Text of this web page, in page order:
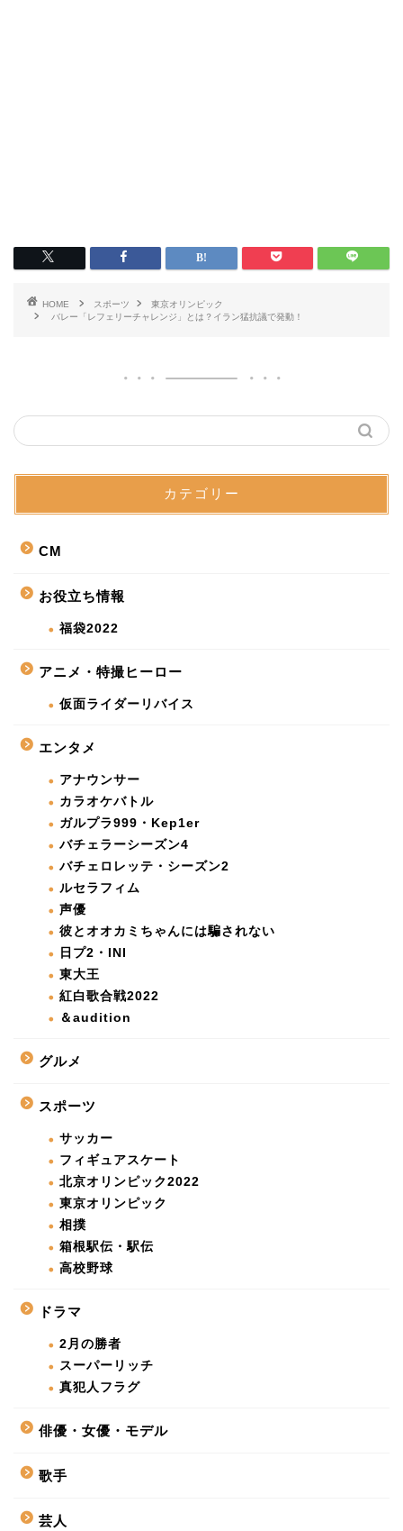
HOME スポーツ
東京オリンピック
バレー「レフェリーチャレンジ」とは？イラン猛抗議で発動！
カテゴリー
CM
お役立ち情報
福袋2022
アニメ・特撮ヒーロー
仮面ライダーリバイス
エンタメ
アナウンサー
カラオケバトル
ガルプラ999・Kep1er
バチェラーシーズン4
バチェロレッテ・シーズン2
ルセラフィム
声優
彼とオオカミちゃんには騙されない
日プ2・INI
東大王
紅白歌合戦2022
＆audition
グルメ
スポーツ
サッカー
フィギュアスケート
北京オリンピック2022
東京オリンピック
相撲
箱根駅伝・駅伝
高校野球
ドラマ
2月の勝者
スーパーリッチ
真犯人フラグ
俳優・女優・モデル
歌手
芸人